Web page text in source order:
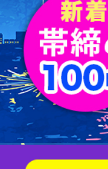
アクセサリー
相良刺繍
螺鈿